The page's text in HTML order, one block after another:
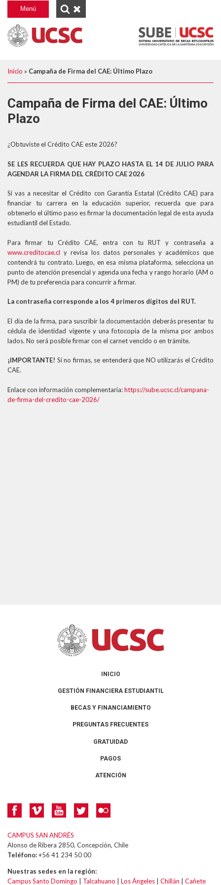
Menú
INICIO
GESTIÓN FINANCIERA ESTUDIANTIL
SOBRE NOSOTROS
BECAS Y FINANCIAMIENTO
BENEFICIOS MINEDUC
SOBRE GRATUIDAD
SOBRE ARANCELES
GRATUIDAD
PAGO EXPRESS UCSC
PAGO DEL CRÉDITO COMPLEMENTARIO
ABONO PAGARÉS DE NEGOCIACIÓN Y GARANTÍA CAE
PAGO POR REPOSICIÓN DE ESTUDIOS
ATENCIÓN
CONSULTA VIA PORTAL
ATENCIÓN PRESENCIAL
Inicio » Campaña de Firma del CAE: Último PlazoDesplegar
Campaña de Firma del CAE: Último
Plazo
¿Obtuviste el Crédito CAE este 2026?
SE LES RECUERDA QUE HAY PLAZO HASTA EL 14 DE JULIO PARA
AGENDAR LA FIRMA DEL CRÉDITO CAE 2026
Si vas a necesitar el Crédito con Garantía Estatal (Crédito CAE) para
financiar tu carrera en la educación superior, recuerda que para
obtenerlo el último paso es firmar la documentación legal de esta ayuda
estudiantil del Estado.
Para firmar tu Crédito CAE, entra con tu RUT y contraseña a
www.creditocae.cl y revisa los datos personales y académicos que
contendrá tu contrato. Luego, en esa misma plataforma, selecciona un
punto de atención presencial y agenda una fecha y rango horario (AM o
PM) de tu preferencia para concurrir a firmar.
La contraseña corresponde a los 4 primeros dígitos del RUT.
El día de la firma, para suscribir la documentación deberás presentar tu
cédula de identidad vigente y una fotocopia de la misma por ambos
lados. No será posible firmar con el carnet vencido o en trámite.
¡IMPORTANTE! Si no firmas, se entenderá que NO utilizarás el Crédito
CAE.
Enlace con información complementaria:https://sube.ucsc.cl/campana-
de-firma-del-credito-cae-2026/
INICIO
GESTIÓN FINANCIERA ESTUDIANTIL
BECAS Y FINANCIAMIENTO
PREGUNTAS FRECUENTES
GRATUIDAD
PAGOS
ATENCIÓN
CAMPUS SAN ANDRÉS
Alonso de Ribera 2850, Concepción, Chile
Teléfono:+56 41 234 50 00
Nuestras sedes en la región:
Campus Santo Domingo | Talcahuano | Los Ángeles | Chillán | Cañete